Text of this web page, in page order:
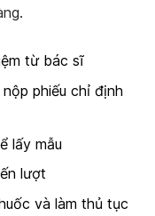
từ bác sĩ
phiếu chỉ định
lấy mẫu
lượt
và làm thủ tục